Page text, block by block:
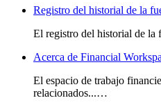
Registro del historial de la
El registro del historial de
Acerca de Financial
El espacio de trabajo
relacionados...…